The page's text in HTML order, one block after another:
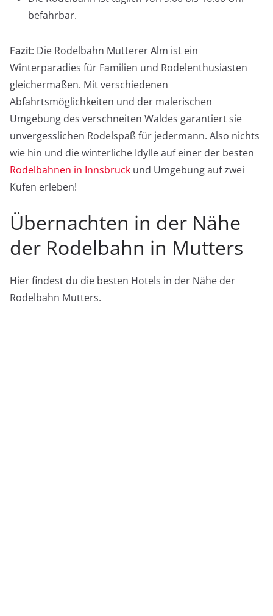
befahrbar.
Fazit: Die Rodelbahn Mutterer Alm ist ein
Winterparadies für Familien und Rodelenthusiasten
gleichermaßen. Mit verschiedenen
Abfahrtsmöglichkeiten und der malerischen
Umgebung des verschneiten Waldes garantiert sie
unvergesslichen Rodelspaß für jedermann. Also nichts
wie hin und die winterliche Idylle auf einer der besten
Rodelbahnen in Innsbruck und Umgebung auf zwei
Kufen erleben!
Übernachten in der Nähe
der Rodelbahn in Mutters
Hier findest du die besten Hotels in der Nähe der
Rodelbahn Mutters.